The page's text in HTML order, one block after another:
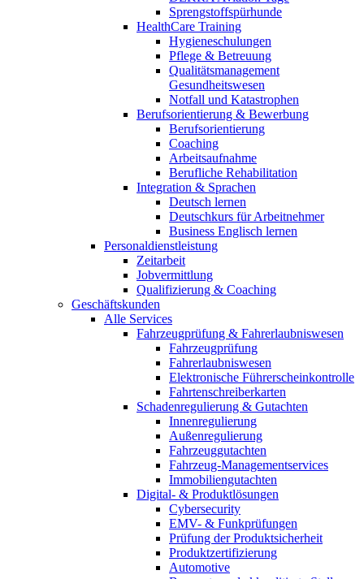
Sprengstoffspürhunde
HealthCare Training
Hygieneschulungen
Pflege & Betreuung
Qualitätsmanagement
Gesundheitswesen
Notfall und Katastrophen
Berufsorientierung & Bewerbung
Berufsorientierung
Coaching
Arbeitsaufnahme
Berufliche Rehabilitation
Integration & Sprachen
Deutsch lernen
Deutschkurs für Arbeitnehmer
Business Englisch lernen
Personaldienstleistung
Zeitarbeit
Jobvermittlung
Qualifizierung & Coaching
Geschäftskunden
Alle Services
Fahrzeugprüfung & Fahrerlaubniswesen
Fahrzeugprüfung
Fahrerlaubniswesen
Elektronische Führerscheinkontrolle
Fahrtenschreiberkarten
Schadenregulierung & Gutachten
Innenregulierung
Außenregulierung
Fahrzeuggutachten
Fahrzeug-Managementservices
Immobiliengutachten
Digital- & Produktlösungen
Cybersecurity
EMV- & Funkprüfungen
Prüfung der Produktsicherheit
Produktzertifizierung
Automotive